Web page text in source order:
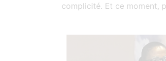
complicité. Et ce moment,